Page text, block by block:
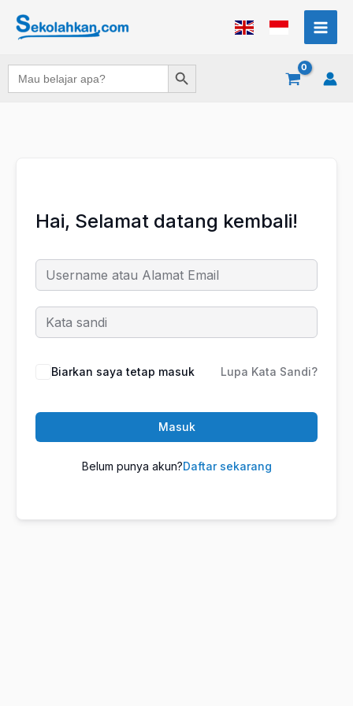
Search
for:
Search Button
Hai, Selamat datang kembali!
Biarkan saya tetap masuk Lupa Kata Sandi?
Masuk
Belum punya akun?Daftar sekarang